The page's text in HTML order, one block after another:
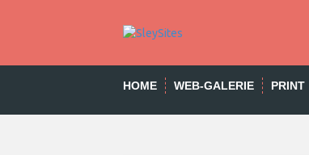
HOME WEB-GALERIE PRINT